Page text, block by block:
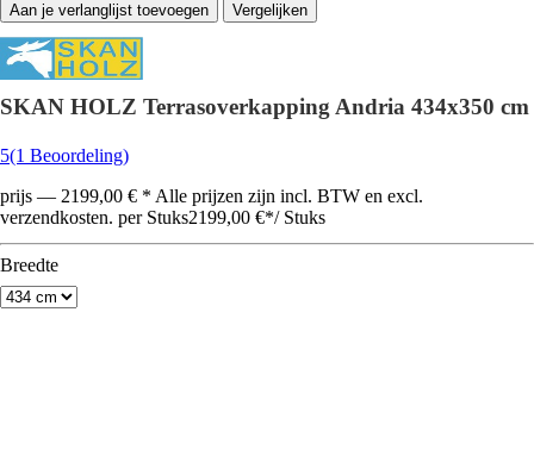
Vergelijken
SKAN HOLZ Terrasoverkapping Andria 434x350 cm
5(1 Beoordeling)
prijs — 2199,00 € * Alle prijzen zijn incl. BTW en excl.
verzendkosten. per Stuks2199,00 €*/ Stuks
Breedte